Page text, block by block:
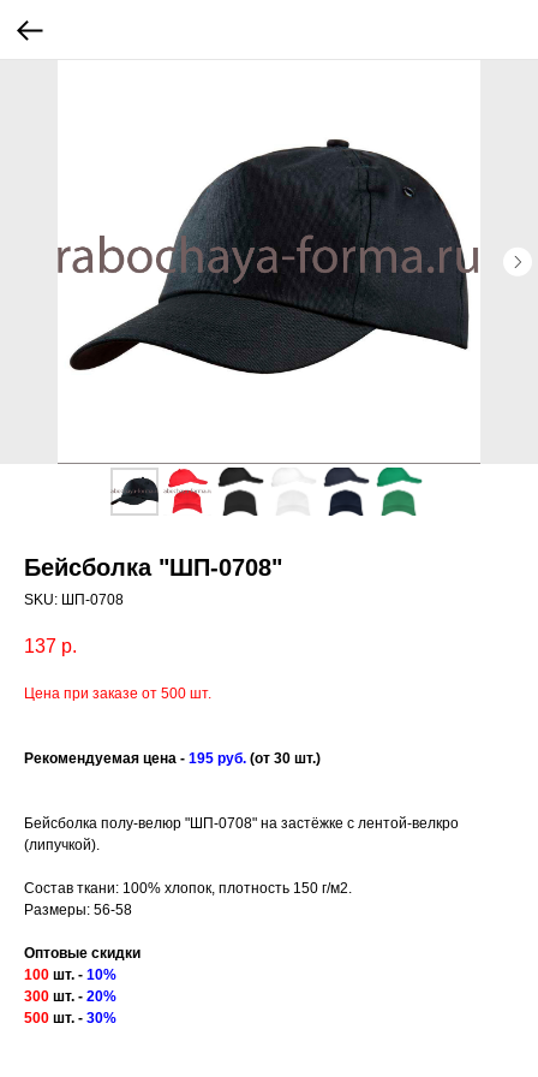
Бейсболка "ШП-0708"
SKU: ШП-0708
137 р.
Цена при заказе от 500 шт.
Рекомендуемая цена - 195 руб. (от 30 шт.)
Бейсболка полу-велюр "ШП-0708" на застёжке с лентой-велкро
(липучкой).
Состав ткани: 100% хлопок, плотность 150 г/м2.
Размеры: 56-58
Оптовые скидки
100 шт. - 10%
300 шт. - 20%
500 шт. - 30%